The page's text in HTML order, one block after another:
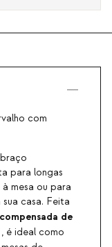
com
para longas
mesa ou para
casa. Feita
de
, é ideal como